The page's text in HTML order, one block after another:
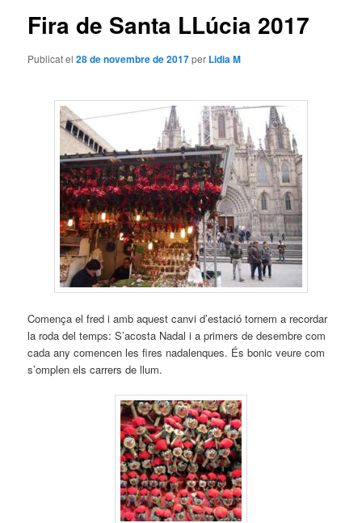
Fira de Santa LLúcia 2017
Publicat el28 de novembre de 2017per Lidia M
Comença el fred i amb aquest canvi d’estació tornem a recordar
la roda del temps: S’acosta Nadal i a primers de desembre com
cada any comencen les fires nadalenques. És bonic veure com
s’omplen els carrers de llum.